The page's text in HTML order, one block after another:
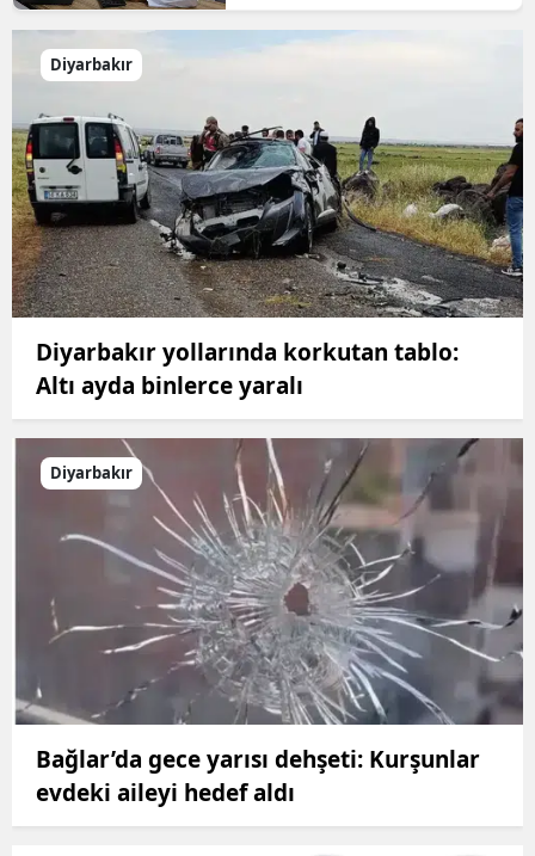
Diyarbakır
Diyarbakır yollarında korkutan tablo:
Altı ayda binlerce yaralı
Diyarbakır
Bağlar’da gece yarısı dehşeti: Kurşunlar
evdeki aileyi hedef aldı